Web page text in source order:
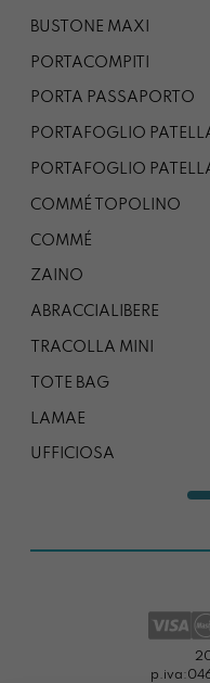
BUSTONE MAXI
PORTACOMPITI
PORTA PASSAPORTO
PORTAFOGLIO
PORTAFOGLIO
COMMÉ TOPOLINO
COMMÉ
ZAINO
ABRACCIALIBERE
TRACOLLA MINI
TOTE BAG
LAMAE
UFFICIOSA